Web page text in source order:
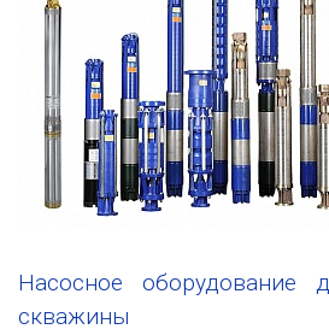
Насосное оборудование
скважины